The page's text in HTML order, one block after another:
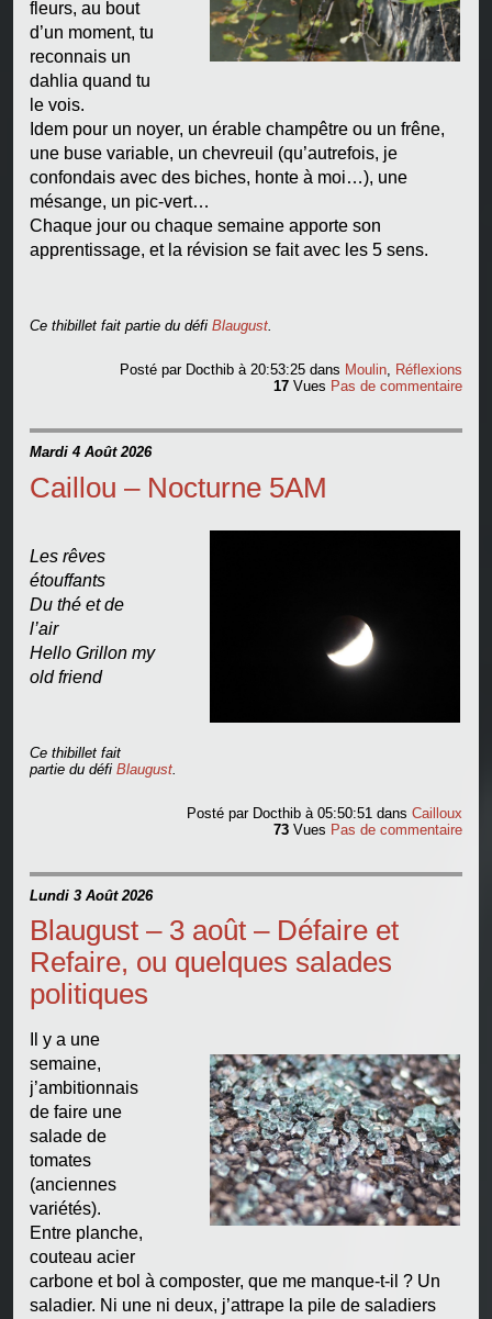
fleurs, au bout
d’un moment, tu
reconnais un
dahlia quand tu
le vois.
Idem pour un noyer, un érable champêtre ou un frêne,
une buse variable, un chevreuil (qu’autrefois, je
confondais avec des biches, honte à moi…), une
mésange, un pic-vert…
Chaque jour ou chaque semaine apporte son
apprentissage, et la révision se fait avec les 5 sens.
Ce thibillet fait partie du défi Blaugust.
Posté par Docthib à 20:53:25dans Moulin, Réflexions
17 Vues Pas de commentaire
Mardi 4 Août 2026
Caillou – Nocturne 5AM
Les rêves
étouffants
Du thé et de
l’air
Hello Grillon my
old friend
Ce thibillet fait
partie du défi Blaugust.
Posté par Docthib à 05:50:51dansCailloux
73 Vues Pas de commentaire
Lundi 3 Août 2026
Blaugust – 3 août – Défaire et
Refaire, ou quelques salades
politiques
Il y a une
semaine,
j’ambitionnais
de faire une
salade de
tomates
(anciennes
variétés).
Entre planche,
couteau acier
carbone et bol à composter, que me manque-t-il ? Un
saladier. Ni une ni deux, j’attrape la pile de saladiers